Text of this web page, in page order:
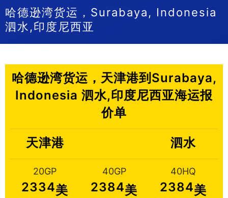
哈德逊湾货运，Surabaya, Indonesia
泗水,印度尼西亚
哈德逊湾货运，天津港到Surabaya,
Indonesia 泗水,印度尼西亚海运报
价单
天津港 泗水
20GP
2334美
40GP
2384美
40HQ
2384美